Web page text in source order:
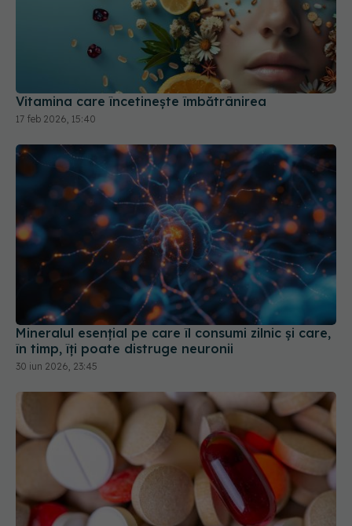
Vitamina care încetinește îmbătrânirea
17 feb 2026, 15:40
Mineralul esențial pe care îl consumi zilnic și care,
în timp, îți poate distruge neuronii
30 iun 2026, 23:45